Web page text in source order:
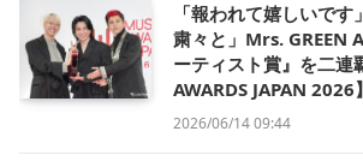
「報われて嬉しいで
粛々と」Mrs. GREEN
ーティスト賞』を二連
AWARDS JAPAN 2026】
2026/06/14 09:44